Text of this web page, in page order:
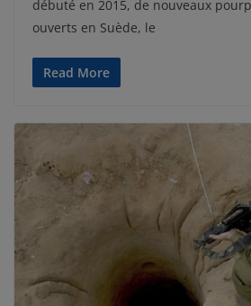
débuté en 2015, de nouveaux
ouverts en Suède, le
Read More